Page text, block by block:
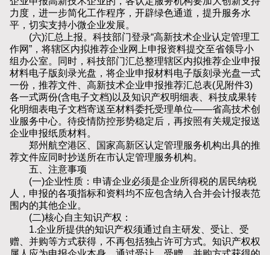
力度，进一步简化工作程序，开辟绿色通道，提升服务水
平，切实支持小微企业发展。
(六)汇总上报。科技部门登录“高新技术企业认定管理工
作网”，将辖区内拟推荐企业网上申报资料提交至省领导小
组办公室。同时，科技部门汇总整理辖区内拟推荐企业申报
材料电子版刻录光盘，将企业申报材料电子版刻录光盘一式
一份，推荐文件、高新技术企业申报推荐汇总表(见附件3)
各一式两份(含电子文档)以及知识产权明细表、科技成果转
化明细表电子文档寄送至材料委托受理单位——省高技术创
业服务中心。待疫情防控形势稳定后，再按照有关规定报送
企业申报纸质材料。
郑州航空港区、国家高新区认定管理服务机构出具的推
荐文件应同时抄送所在市认定管理服务机构。
五、注意事项
(一)企业性质：申请企业必须是企业所得税的居民纳税
人，申报的各项指标和资料均不应包含纳入合并会计报表范
围内的其他企业。
(二)核心自主知识产权：
1.企业所提供的知识产权须通过自主研发、受让、受
赠、并购等方式获得，不再包括独占许可方式。知识产权权